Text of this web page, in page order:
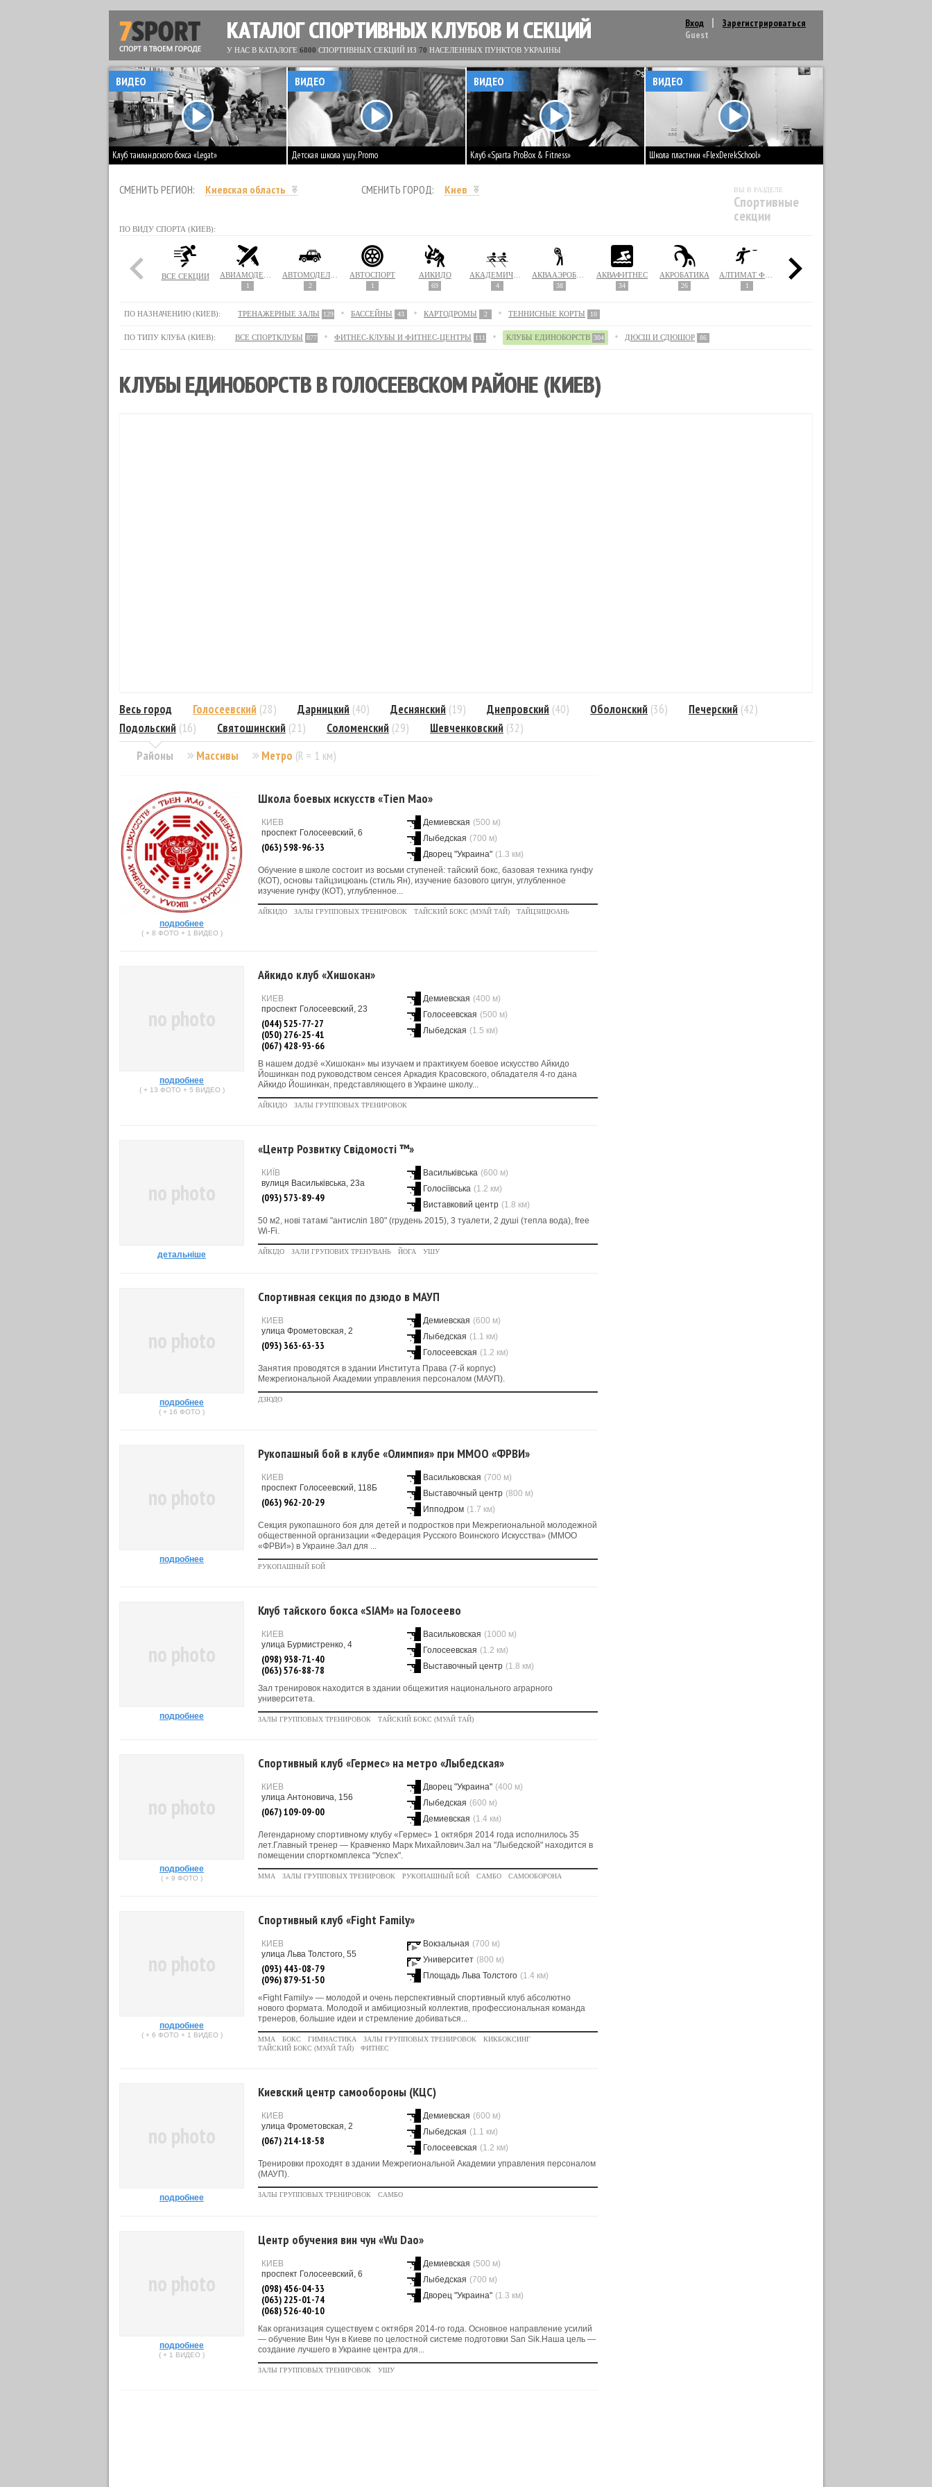
Вход
Зарегистрироваться
Guest
КАТАЛОГ СПОРТИВНЫХ КЛУБОВ И СЕКЦИЙ
У НАС В КАТАЛОГЕ 6800 СПОРТИВНЫХ СЕКЦИЙ ИЗ 70 НАСЕЛЕННЫХ ПУНКТОВ УКРАИНЫ
Клуб таиландского бокса «Legat»
ВИДЕО
Детская школа ушу. Promo
ВИДЕО
Клуб «Sparta ProBox & Fitness»
ВИДЕО
Школа пластики «FlexDerekSchool»
ВИДЕО
СМЕНИТЬ РЕГИОН: Киевская область СМЕНИТЬ ГОРОД: Киев ВЫ В РАЗДЕЛЕ
Спортивные
секции
ПО ВИДУ СПОРТА (КИЕВ):
ВСЕ СЕКЦИИ
1 2
АВТОСПОРТ
1
АЙКИДО
69 4 38
АКВАФИТНЕС
34
АКРОБАТИКА
26 1
ПО НАЗНАЧЕНИЮ (КИЕВ): ТРЕНАЖЕРНЫЕ ЗАЛЫ 129 БАССЕЙНЫ 43 КАРТОДРОМЫ 2 ТЕННИСНЫЕ КОРТЫ 10
ПО ТИПУ КЛУБА (КИЕВ): ВСЕ СПОРТКЛУБЫ 877 ФИТНЕС-КЛУБЫ И ФИТНЕС-ЦЕНТРЫ 111 КЛУБЫ ЕДИНОБОРСТВ 304 ДЮСШ И СДЮШОР 86
КЛУБЫ ЕДИНОБОРСТВ В ГОЛОСЕЕВСКОМ РАЙОНЕ (КИЕВ)
Районы
Весь город Голосеевский (28) Дарницкий (40) Деснянский (19) Днепровский (40) Оболонский (36) Печерский (42)
Подольский (16) Святошинский (21) Соломенский (29) Шевченковский (32)
Массивы
Метро (R = 1 км)
подробнее
( + 8 ФОТО + 1 ВИДЕО )
Школа боевых искусств «Tien Mao»
КИЕВ
проспект Голосеевский, 6
(063) 598-96-33
Демиевская (500 м)
Лыбедская (700 м)
Дворец "Украина" (1.3 км)
Обучение в школе состоит из восьми ступеней: тайский бокс, базовая техника гунфу
(КОТ), основы тайцзицюань (стиль Ян), изучение базового цигун, углубленное
изучение гунфу (КОТ), углубленное...
АЙКИДО ЗАЛЫ ГРУППОВЫХ ТРЕНИРОВОК ТАЙСКИЙ БОКС (МУАЙ ТАЙ) ТАЙЦЗИЦЮАНЬ
no photo
подробнее
( + 13 ФОТО + 5 ВИДЕО )
Айкидо клуб «Хишокан»
КИЕВ
проспект Голосеевский, 23
(044) 525-77-27
(050) 276-25-41
(067) 428-93-66
Демиевская (400 м)
Голосеевская (500 м)
Лыбедская (1.5 км)
В нашем додзё «Хишокан» мы изучаем и практикуем боевое искусство Айкидо
Йошинкан под руководством сенсея Аркадия Красовского, обладателя 4-го дана
Айкидо Йошинкан, представляющего в Украине школу...
АЙКИДО ЗАЛЫ ГРУППОВЫХ ТРЕНИРОВОК
no photo
детальніше
«Центр Розвитку Свідомості ™»
КИЇВ
вулиця Васильківська, 23а
(093) 573-89-49
Васильківська (600 м)
Голосіївська (1.2 км)
Виставковий центр (1.8 км)
50 м2, нові татамі "антисліп 180" (грудень 2015), 3 туалети, 2 душі (тепла вода), free
Wi-Fi.
АЙКІДО ЗАЛИ ГРУПОВИХ ТРЕНУВАНЬ ЙОГА УШУ
no photo
подробнее
( + 16 ФОТО )
Спортивная секция по дзюдо в МАУП
КИЕВ
улица Фрометовская, 2
(093) 363-63-33
Демиевская (600 м)
Лыбедская (1.1 км)
Голосеевская (1.2 км)
Занятия проводятся в здании Института Права (7-й корпус)
Межрегиональной Академии управления персоналом (МАУП).
ДЗЮДО
no photo
подробнее
Рукопашный бой в клубе «Олимпия» при ММОО «ФРВИ»
КИЕВ
проспект Голосеевский, 118Б
(063) 962-20-29
Васильковская (700 м)
Выставочный центр (800 м)
Ипподром (1.7 км)
Секция рукопашного боя для детей и подростков при Межрегиональной молодежной
общественной организации «Федерация Русского Воинского Искусства» (ММОО
«ФРВИ») в Украине.Зал для ...
РУКОПАШНЫЙ БОЙ
no photo
подробнее
Клуб тайского бокса «SIAM» на Голосеево
КИЕВ
улица Бурмистренко, 4
(098) 938-71-40
(063) 576-88-78
Васильковская (1000 м)
Голосеевская (1.2 км)
Выставочный центр (1.8 км)
Зал тренировок находится в здании общежития национального аграрного
университета.
ЗАЛЫ ГРУППОВЫХ ТРЕНИРОВОК ТАЙСКИЙ БОКС (МУАЙ ТАЙ)
no photo
подробнее
( + 9 ФОТО )
Спортивный клуб «Гермес» на метро «Лыбедская»
КИЕВ
улица Антоновича, 156
(067) 109-09-00
Дворец "Украина" (400 м)
Лыбедская (600 м)
Демиевская (1.4 км)
Легендарному спортивному клубу «Гермес» 1 октября 2014 года исполнилось 35
лет.Главный тренер — Кравченко Марк Михайлович.Зал на "Лыбедской" находится в
помещении спорткомплекса "Успех".
MMA ЗАЛЫ ГРУППОВЫХ ТРЕНИРОВОК РУКОПАШНЫЙ БОЙ САМБО САМООБОРОНА
no photo
подробнее
( + 6 ФОТО + 1 ВИДЕО )
Спортивный клуб «Fight Family»
КИЕВ
улица Льва Толстого, 55
(093) 443-08-79
(096) 879-51-50
Вокзальная (700 м)
Университет (800 м)
Площадь Льва Толстого (1.4 км)
«Fight Family» — молодой и очень перспективный спортивный клуб абсолютно
нового формата. Молодой и амбициозный коллектив, профессиональная команда
тренеров, большие идеи и стремление добиваться...
MMA БОКС ГИМНАСТИКА ЗАЛЫ ГРУППОВЫХ ТРЕНИРОВОК
КИКБОКСИНГ
ТАЙСКИЙ БОКС (МУАЙ ТАЙ)
ФИТНЕС
no photo
подробнее
Киевский центр самообороны (КЦС)
КИЕВ
улица Фрометовская, 2
(067) 214-18-58
Демиевская (600 м)
Лыбедская (1.1 км)
Голосеевская (1.2 км)
Тренировки проходят в здании Межрегиональной Академии управления персоналом
(МАУП).
ЗАЛЫ ГРУППОВЫХ ТРЕНИРОВОК САМБО
no photo
подробнее
( + 1 ВИДЕО )
Центр обучения вин чун «Wu Dao»
КИЕВ
проспект Голосеевский, 6
(098) 456-04-33
(063) 225-01-74
(068) 526-40-10
Демиевская (500 м)
Лыбедская (700 м)
Дворец "Украина" (1.3 км)
Как организация существуем с октября 2014-го года. Основное направление усилий
— обучение Вин Чун в Киеве по целостной системе подготовки San Sik.Наша цель —
создание лучшего в Украине центра для...
ЗАЛЫ ГРУППОВЫХ ТРЕНИРОВОК УШУ